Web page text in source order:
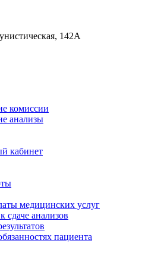
142А
комиссии
анализы
кабинет
медицинских услуг
сдаче анализов
пациента